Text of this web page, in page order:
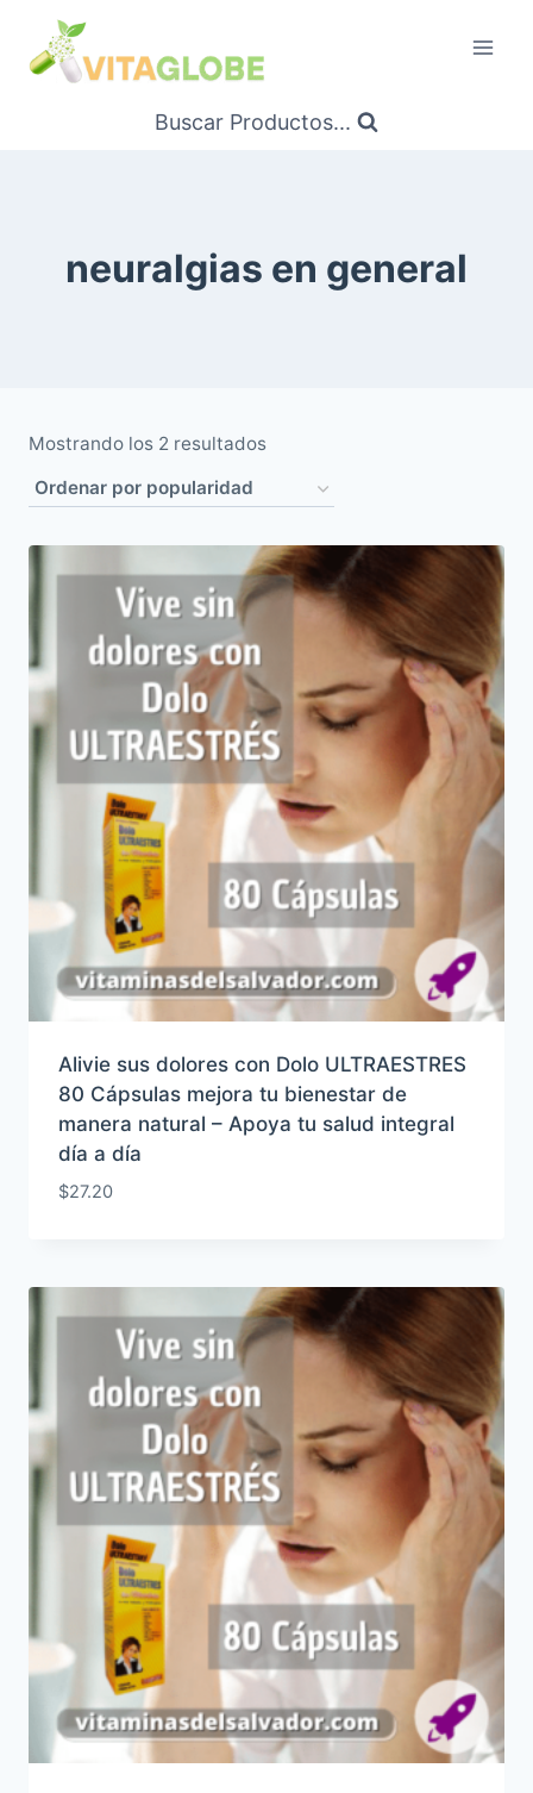
Contenido
Buscar Productos...
neuralgias en general
Mostrando los 2 resultadosOrdenado
popularidad
Alivie sus dolores con Dolo ULTRAESTRES
80 Cápsulas mejora tu bienestar de
manera natural – Apoya tu salud integral
día a día
$27.20